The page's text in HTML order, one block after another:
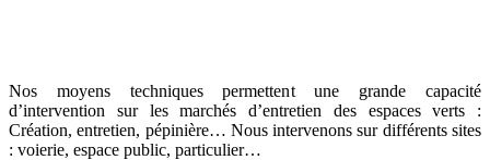
Nos moyens techniques permettent une grande capacité
d’intervention sur les marchés d’entretien des espaces verts :
Création, entretien, pépinière… Nous intervenons sur différents sites
: voierie, espace public, particulier…